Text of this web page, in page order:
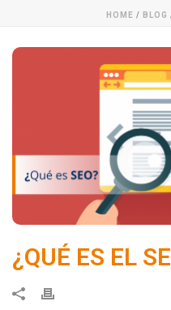
HOME / BLOG
¿QUÉ ES EL